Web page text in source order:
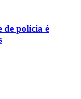
de polícia é